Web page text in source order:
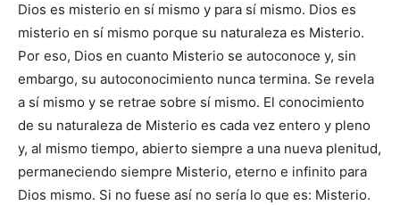
Dios es misterio en sí mismo y para sí mismo. Dios es
misterio en sí mismo porque su naturaleza es Misterio.
Por eso, Dios en cuanto Misterio se autoconoce y, sin
embargo, su autoconocimiento nunca termina. Se revela
a sí mismo y se retrae sobre sí mismo. El conocimiento
de su naturaleza de Misterio es cada vez entero y pleno
y, al mismo tiempo, abierto siempre a una nueva plenitud,
permaneciendo siempre Misterio, eterno e infinito para
Dios mismo. Si no fuese así no sería lo que es: Misterio.